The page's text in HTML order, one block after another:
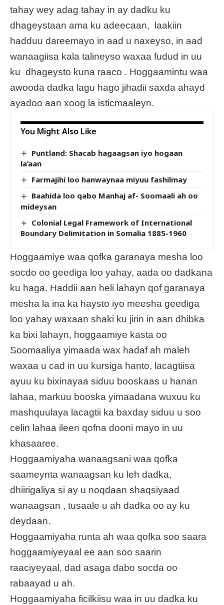
tahay wey adag tahay in ay dadku ku
dhageystaan ama ku adeecaan, laakiin
hadduu dareemayo in aad u naxeyso, in aad
wanaagiisa kala talineyso waxaa fudud in uu
ku dhageysto kuna raaco . Hoggaamintu waa
awooda dadka lagu hago jihadii saxda ahayd
ayadoo aan xoog la isticmaaleyn.
You Might Also Like
Puntland: Shacab hagaagsan iyo hogaan
la’aan
Farmajihi loo hanwaynaa miyuu fashilmay
Baahida loo qabo Manhaj af- Soomaali ah oo
mideysan
Colonial Legal Framework of International
Boundary Delimitation in Somalia 1885-1960
Hoggaamiye waa qofka garanaya mesha loo
socdo oo geediga loo yahay, aada oo dadkana
ku haga. Haddii aan heli lahayn qof garanaya
mesha la ina ka haysto iyo meesha geediga
loo yahay waxaan shaki ku jirin in aan dhibka
ka bixi lahayn, hoggaamiye kasta oo
Soomaaliya yimaada wax hadaf ah maleh
waxaa u cad in uu kursiga hanto, lacagtiisa
ayuu ku bixinayaa siduu booskaas u hanan
lahaa, markuu booska yimaadana wuxuu ku
mashquulaya lacagtii ka baxday siduu u soo
celin lahaa ileen qofna dooni mayo in uu
khasaaree.
Hoggaamiyaha wanaagsani waa qofka
saameynta wanaagsan ku leh dadka,
dhiirigaliya si ay u noqdaan shaqsiyaad
wanaagsan , tusaale u ah dadka oo ay ku
deydaan.
Hoggaamiyaha runta ah waa qofka soo saara
hoggaamiyeyaal ee aan soo saarin
raaciyeyaal, dad asaga dabo socda oo
rabaayad u ah.
Hoggaamiyaha ficilkiisu waa in uu dadka ku